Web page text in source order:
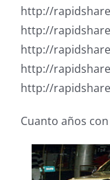
http://
http://
http://
http://
http://
Cuanto años con